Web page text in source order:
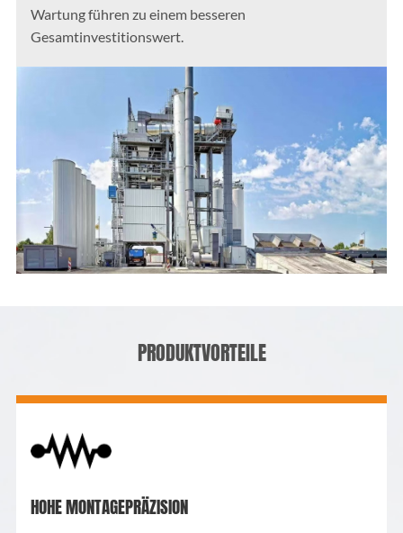
Wartung führen zu einem besseren
Gesamtinvestitionswert.
PRODUKTVORTEILE
HOHE MONTAGEPRÄZISION